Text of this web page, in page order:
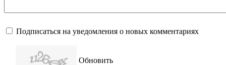
Подписаться на уведомления о новых комментариях
Обновить